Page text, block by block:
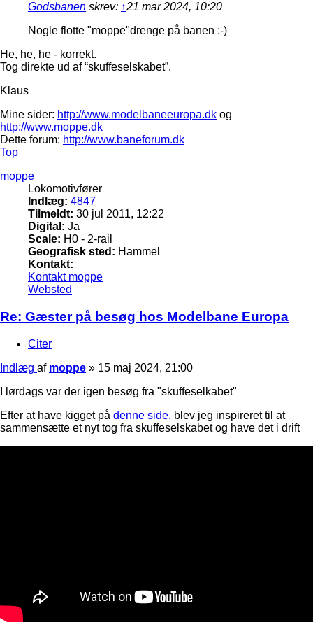
Godsbanen skrev: ↑21 mar 2024, 10:20
Nogle flotte "moppe"drenge på banen :-)
He, he, he - korrekt.
Tog direkte ud af “skuffeselskabet”.
Klaus
Mine sider: http://www.modelbaneeuropa.dk og
http://www.moppe.dk
Dette forum: http://www.baneforum.dk
Top
moppe
Lokomotivfører
Indlæg: 4847
Tilmeldt: 30 jul 2011, 12:22
Digital: Ja
Scale: H0 - 2-rail
Geografisk sted: Hammel
Kontakt:
Kontakt moppe
Websted
Re: Gæster på besøg hos Modelbane Europa
Citer
Indlæg af moppe » 15 maj 2024, 21:00
I lørdags var der igen besøg fra "skuffeselkabet"
Efter at have kigget på denne side, blev jeg inspireret til at
sammensætte et nyt tog fra skuffeselskabet og have det i drift